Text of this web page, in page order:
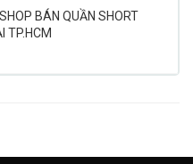
BÁN QUẦN SHORT
TP.HCM